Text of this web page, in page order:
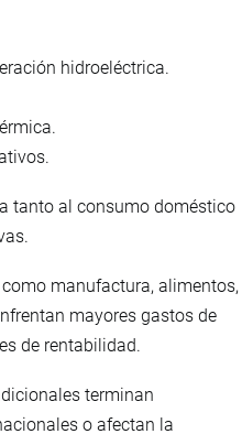
hidroeléctrica.
tanto al consumo doméstico
manufactura, alimentos,
mayores gastos de
de rentabilidad.
terminan
o afectan la